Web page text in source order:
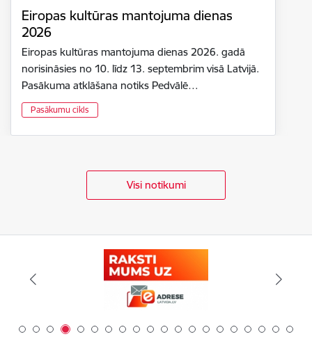
Eiropas kultūras mantojuma dienas
2026
Eiropas kultūras mantojuma dienas 2026. gadā
norisināsies no 10. līdz 13. septembrim visā Latvijā.
Pasākuma atklāšana notiks Pedvālē…
Pasākumu cikls
Visi notikumi